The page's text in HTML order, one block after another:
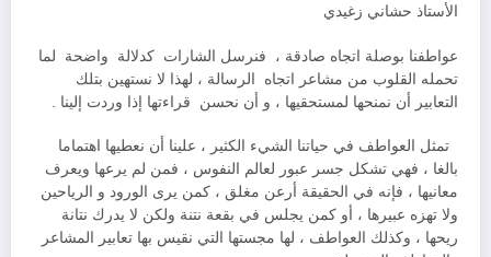
الأستاذ حشاني زغيدي
عواطفنا بوصلة اتجاه صادقة ، فنرسل الشارات كدلالة واضحة لما
تحمله القلوب من مشاعر اتجاه الرسالة ، لهذا لا نستهين بتلك
التعابير أن نمنحها لمستحقيها ، و أن نحسن قراءتها إذا وردت إلينا .
تمثل العواطف في حياتنا الشيء الكثير ، علينا أن نعطيها اهتماما
بالغا ، فهي تشكل جسر عبور لعالم النفوس ، فمن لم يرعها ويعرف
معانيها ، فإنه في الحقيقة أرعن مغلق ، كمن يرى الورود و الرياحين
ولا تهزه عبيرها ، أو كمن يجلس في بقعة نتنة ولكن لا يدرك نتانة
ريحها ، وكذلك العواطف ، لها مجستها التي نقيس بها تعابير المشاعر